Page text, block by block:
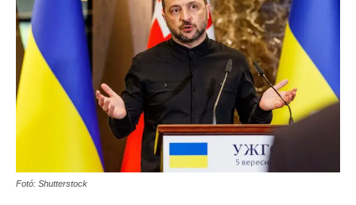
Fotó: Shutterstock